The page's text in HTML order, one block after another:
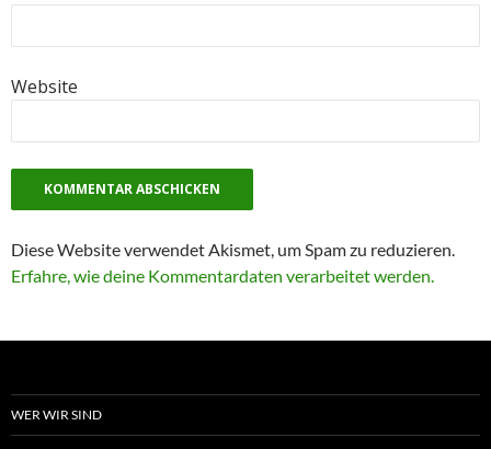
Website
Diese Website verwendet Akismet, um Spam zu reduzieren.
Erfahre, wie deine Kommentardaten verarbeitet werden.
WER WIR SIND